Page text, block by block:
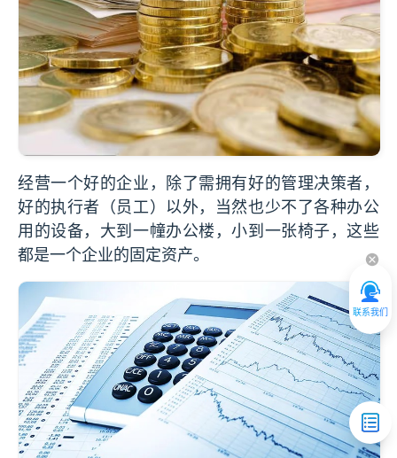
联系我们
经营一个好的企业，除了需拥有好的管理决策者，
好的执行者（员工）以外，当然也少不了各种办公
用的设备，大到一幢办公楼，小到一张椅子，这些
都是一个企业的固定资产。